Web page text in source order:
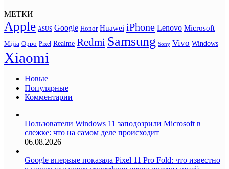
МЕТКИ
Apple ASUS Google Honor Huawei iPhone Lenovo Microsoft
Mijia Oppo Pixel Realme Redmi Samsung Sony Vivo Windows
Xiaomi
Новые
Популярные
Комментарии
Пользователи Windows 11 заподозрили Microsoft в
слежке: что на самом деле происходит
06.08.2026
Google впервые показала Pixel 11 Pro Fold: что известно